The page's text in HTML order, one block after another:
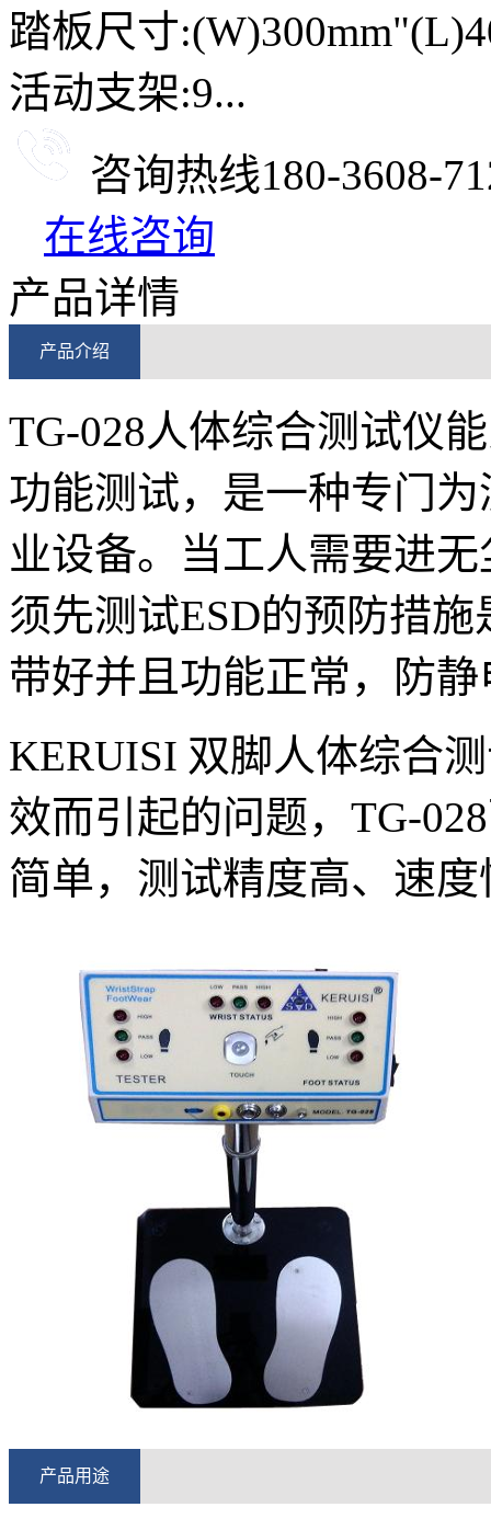
踏板尺寸
活动支架:9...
咨询热线180-3608-
在线咨询
产品详情
产品介绍
TG-028人体综合测试仪
功能测试，是一种专门
业设备。当工人需要进
须先测试ESD的预防措
带好并且功能正常，防
KERUISI 双脚人体综合
效而引起的问题，TG-
简单，测试精度高、速
产品用途